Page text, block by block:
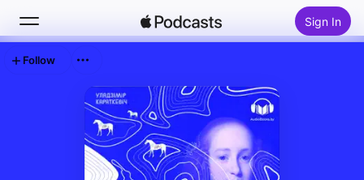
Sign In
Follow